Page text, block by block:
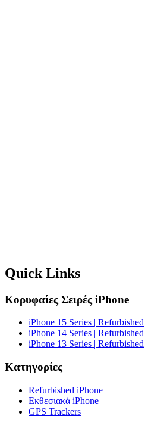
Quick Links
Κορυφαίες Σειρές iPhone
iPhone 15 Series | Refurbished
iPhone 14 Series | Refurbished
iPhone 13 Series | Refurbished
Κατηγορίες
Refurbished iPhone
Εκθεσιακά iPhone
GPS Trackers